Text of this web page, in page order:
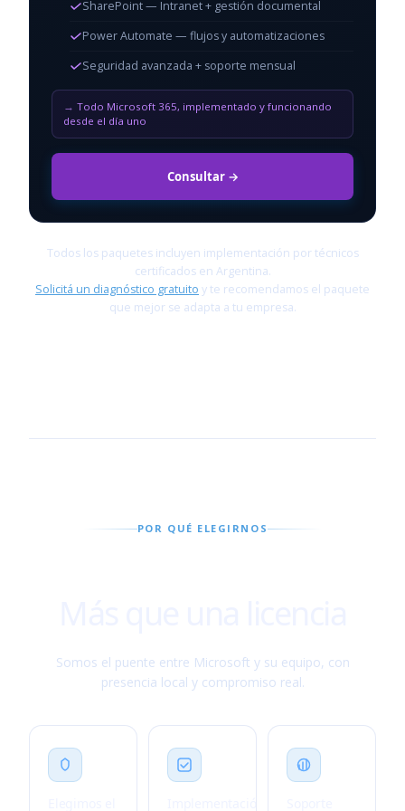
SharePoint — Intranet + gestión documental
Power Automate — flujos y automatizaciones
Seguridad avanzada + soporte mensual
Todo Microsoft 365, implementado y funcionando
desde el día uno
Consultar →
Todos los paquetes incluyen implementación por técnicos
certificados en Argentina.
Solicitá un diagnóstico gratuito y te recomendamos el paquete
que mejor se adapta a tu empresa.
POR QUÉ ELEGIRNOS
Somos el puente entre Microsoft y su equipo, con
presencia local y compromiso real.